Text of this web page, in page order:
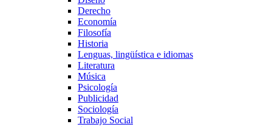
Derecho
Economía
Filosofía
Historia
Lenguas, lingüística e idiomas
Literatura
Música
Psicología
Publicidad
Sociología
Trabajo Social